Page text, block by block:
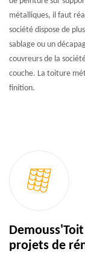
métalliques, il faut
société dispose de
sablage ou un
couvreurs de la
couche. La toiture
finition.
projets de